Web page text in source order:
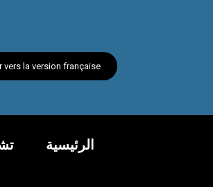
vers la version française
الرئيسية